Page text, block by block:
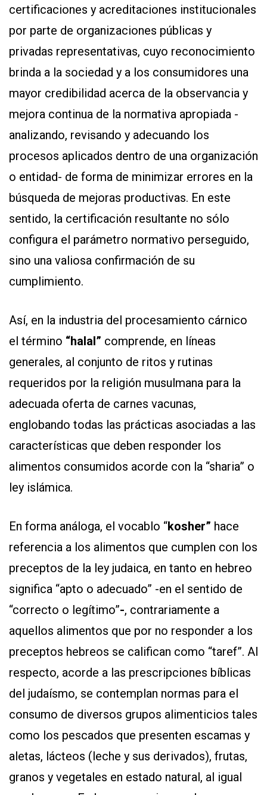
QUIENES
SOMOS
certificaciones y acreditaciones institucionales
por parte de organizaciones públicas y
privadas representativas, cuyo reconocimiento
brinda a la sociedad y a los consumidores una
mayor credibilidad acerca de la observancia y
mejora continua de la normativa apropiada -
analizando, revisando y adecuando los
procesos aplicados dentro de una organización
o entidad- de forma de minimizar errores en la
búsqueda de mejoras productivas. En este
sentido, la certificación resultante no sólo
configura el parámetro normativo perseguido,
sino una valiosa confirmación de su
cumplimiento.
Así, en la industria del procesamiento cárnico
el término “halal” comprende, en líneas
generales, al conjunto de ritos y rutinas
requeridos por la religión musulmana para la
adecuada oferta de carnes vacunas,
englobando todas las prácticas asociadas a las
características que deben responder los
alimentos consumidos acorde con la “sharia” o
ley islámica.
En forma análoga, el vocablo “kosher” hace
referencia a los alimentos que cumplen con los
preceptos de la ley judaica, en tanto en hebreo
significa “apto o adecuado” -en el sentido de
“correcto o legítimo”-, contrariamente a
aquellos alimentos que por no responder a los
preceptos hebreos se califican como “taref”. Al
respecto, acorde a las prescripciones bíblicas
del judaísmo, se contemplan normas para el
consumo de diversos grupos alimenticios tales
como los pescados que presenten escamas y
aletas, lácteos (leche y sus derivados), frutas,
granos y vegetales en estado natural, al igual